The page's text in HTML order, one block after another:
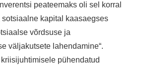
peateemaks oli sel korral
kapital kaasaegses
võrdsuse ja
väljakutsete lahendamine“.
pühendatud